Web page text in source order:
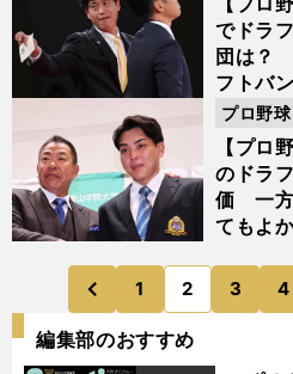
でドラ
団は？
フトバ
る」｜
オリッ
【プロ
のドラ
価 一方
てもよ
プロ野球
前
のページへ
1 2 3 4
編集部のおすすめ